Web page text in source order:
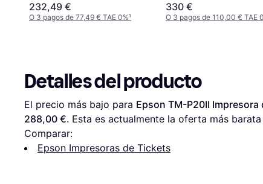
232,49 €
O 3 pagos de 77,49 € TAE 0%¹
330 €
O 3 pagos de 110,00 € TAE
Detalles del producto
El precio más bajo para Epson TM-P20II
288,00 €. Esta es actualmente la oferta más
Comparar:
Epson Impresoras de Tickets